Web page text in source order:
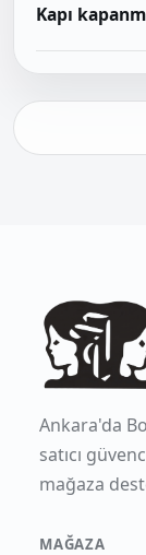
Kapı
Ankara'da
satıcı
mağaza
MAĞAZA